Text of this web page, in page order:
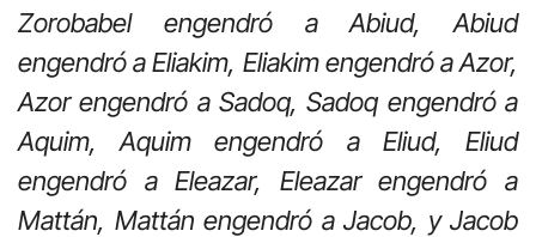
Zorobabel engendró a Abiud, Abiud
engendró a Eliakim, Eliakim engendró a Azor,
Azor engendró a Sadoq, Sadoq engendró a
Aquim, Aquim engendró a Eliud, Eliud
engendró a Eleazar, Eleazar engendró a
Mattán, Mattán engendró a Jacob, y Jacob